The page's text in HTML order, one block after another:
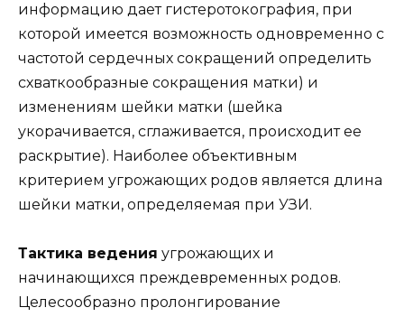
информацию дает гистеротокография, при
которой имеется возможность одновременно с
частотой сердечных сокращений определить
схваткообразные сокращения матки) и
изменениям шейки матки (шейка
укорачивается, сглаживается, происходит ее
раскрытие). Наиболее объективным
критерием угрожающих родов является длина
шейки матки, определяемая при УЗИ.
Тактика ведения угрожающих и
начинающихся преждевременных родов.
Целесообразно пролонгирование